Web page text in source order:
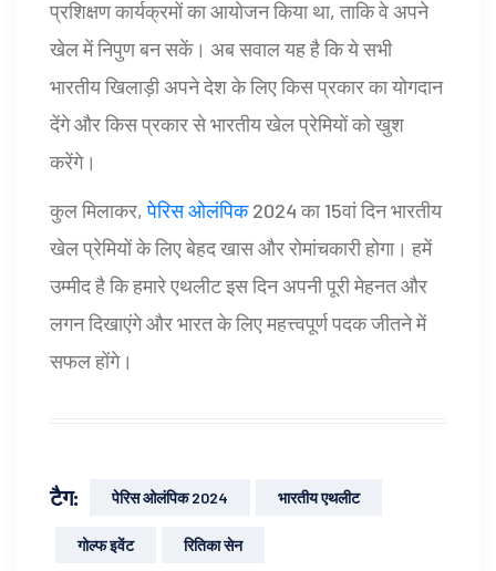
प्रशिक्षण कार्यक्रमों का आयोजन किया था, ताकि वे अपने
खेल में निपुण बन सकें। अब सवाल यह है कि ये सभी
भारतीय खिलाड़ी अपने देश के लिए किस प्रकार का योगदान
देंगे और किस प्रकार से भारतीय खेल प्रेमियों को खुश
करेंगे।
कुल मिलाकर,पेरिस ओलंपिक2024 का 15वां दिन भारतीय
खेल प्रेमियों के लिए बेहद खास और रोमांचकारी होगा। हमें
उम्मीद है कि हमारे एथलीट इस दिन अपनी पूरी मेहनत और
लगन दिखाएंगे और भारत के लिए महत्त्वपूर्ण पदक जीतने में
सफल होंगे।
टैग: पेरिस ओलंपिक 2024 भारतीय एथलीट
गोल्फ इवेंट रितिका सेन